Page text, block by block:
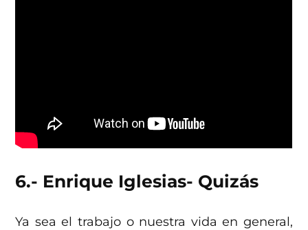
6.- Enrique Iglesias- Quizás
Ya sea el trabajo o nuestra vida en general,